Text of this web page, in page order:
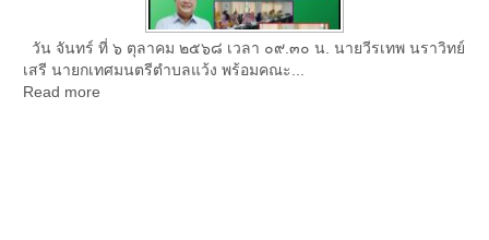
วัน จันทร์ ที่ ๖ ตุลาคม ๒๕๖๘ เวลา ๐๙.๓๐ น. นายวีรเทพ นราวิทย์
เสรี นายกเทศมนตรีตำบลแว้ง พร้อมคณะ...
Read more